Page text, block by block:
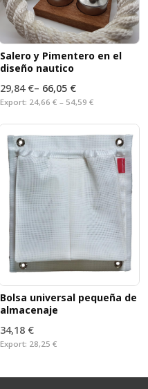
Salero y Pimentero en el
diseño nautico
29,84 €– 66,05 €
Export: 24,66 € – 54,59 €
Bolsa universal pequeña de
almacenaje
34,18 €
Export: 28,25 €